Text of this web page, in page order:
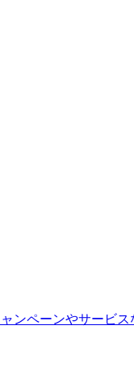
ンペーンやサービス